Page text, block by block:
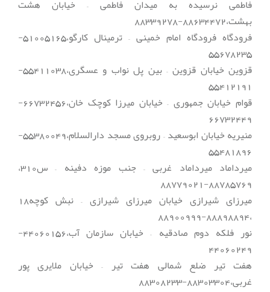
فاطمی نرسیده به میدان فاطمی – خیابان هشت
بهشت،88634472-88339278
فرودگاه فرودگاه امام خمینی – ترمینال کارگو،51005165-
55678235
قزوین خیابان قزوین – بین پل نواب و عسگری،55411038-
55412191
قوام خیابان جمهوری – خیابان میرزا کوچک خان،66732456-
66732449
منیریه خیابان ابوسعید – روبروی مسجد دارالسلام،55380049-
55481896
میرداماد میرداماد غربی – جنب موزه دفینه – س310،
88785769-88779021
میرزای شیرازی خیابان میرزای شیرازی – نبش کوچه18
،88898894-88900999
نور فلکه دوم صادقیه – خیابان سازمان آب،44060156-
44060249
هفت تیر ضلع شمالی هفت تیر – خیابان ملایری پور
غربی،88303304-88308233